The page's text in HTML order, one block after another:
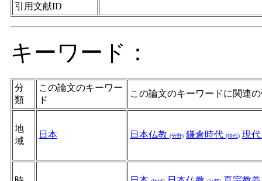
引用文献ID
キーワード：
分
類
この論文のキーワー
ド
この論文のキーワードに関連
地
域
日本 日本仏教 (分野) 鎌倉時代 (時代) 現